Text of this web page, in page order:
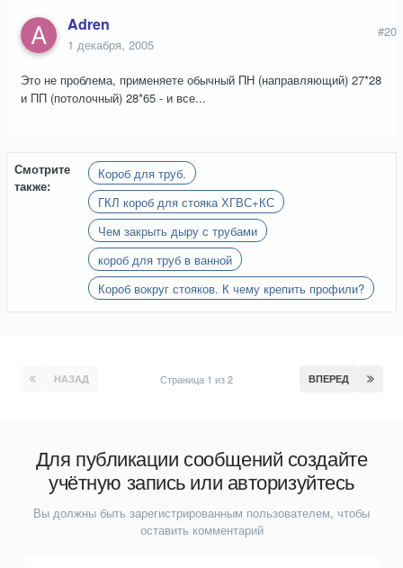
Adren
1 декабря, 2005
#20
Это не проблема, применяете обычный ПН (направляющий) 27*28
и ПП (потолочный) 28*65 - и все...
Смотрите
также:
Короб для труб.
ГКЛ короб для стояка ХГВС+КС
Чем закрыть дыру с трубами
короб для труб в ванной
Короб вокруг стояков. К чему крепить профили?
НАЗАД ВПЕРЕД
Страница 1 из 2
Для публикации сообщений создайте
учётную запись или авторизуйтесь
Вы должны быть зарегистрированным пользователем, чтобы
оставить комментарий